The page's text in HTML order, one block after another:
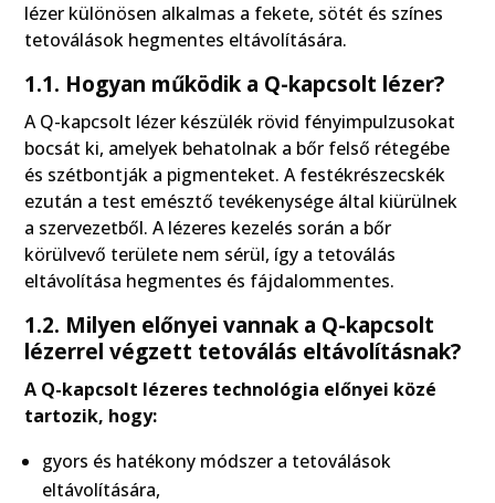
lézer különösen alkalmas a fekete, sötét és színes
tetoválások hegmentes eltávolítására.
1.1. Hogyan működik a Q-kapcsolt lézer?
A Q-kapcsolt lézer készülék rövid fényimpulzusokat
bocsát ki, amelyek behatolnak a bőr felső rétegébe
és szétbontják a pigmenteket. A festékrészecskék
ezután a test emésztő tevékenysége által kiürülnek
a szervezetből. A lézeres kezelés során a bőr
körülvevő területe nem sérül, így a tetoválás
eltávolítása hegmentes és fájdalommentes.
1.2. Milyen előnyei vannak a Q-kapcsolt
lézerrel végzett tetoválás eltávolításnak?
A Q-kapcsolt lézeres technológia előnyei közé
tartozik, hogy:
gyors és hatékony módszer a tetoválások
eltávolítására,